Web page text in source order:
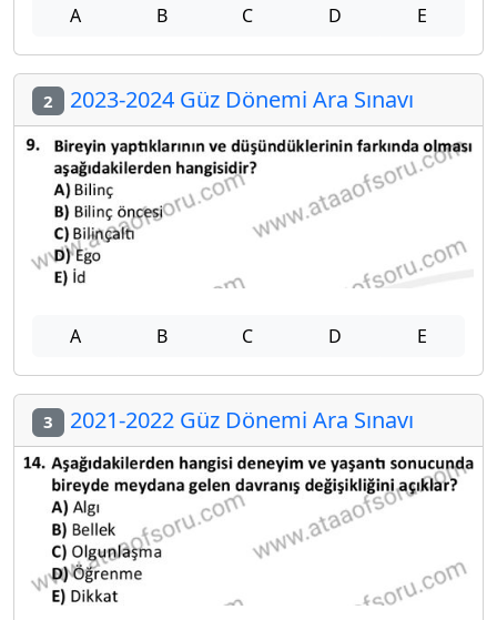
A B C D E
2 2023-2024 Güz Dönemi Ara Sınavı
A B C D E
3 2021-2022 Güz Dönemi Ara Sınavı